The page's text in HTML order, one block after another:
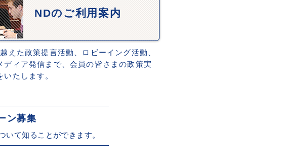
NDのご利用案内
えた政策提言活動、ロビーイング活動、
ディア発信まで、会員の皆さまの政策実
たします。
ン募集
て知ることができます。